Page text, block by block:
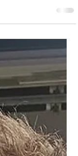
Jornada nas